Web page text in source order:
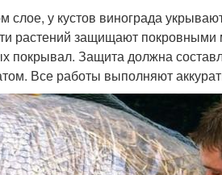
у кустов винограда
растений защищают покровными
покрывал. Защита должна
Все работы выполняют